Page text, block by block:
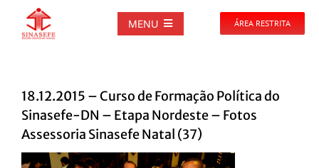
MENU
NOTÍCIAS
PUBLICAÇÕES
ÁREA RESTRITA
18.12.2015 – Curso de Formação Política do
Sinasefe-DN – Etapa Nordeste – Fotos
Assessoria Sinasefe Natal (37)